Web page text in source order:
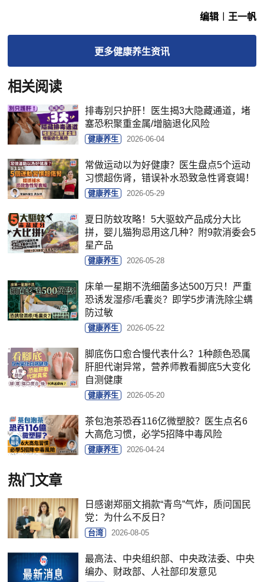
编辑︱王一帆
更多健康养生资讯
相关阅读
排毒别只护肝！医生揭3大隐藏通道，堵
塞恐积聚重金属/增脑退化风险
健康养生 2026-06-04
常做运动以为好健康？医生盘点5个运动
习惯超伤肾，错误补水恐致急性肾衰竭！
健康养生 2026-05-29
夏日防蚊攻略！5大驱蚊产品成分大比
拼，婴儿猫狗忌用这几种？附9款消委会5
星产品
健康养生 2026-05-28
床单一星期不洗细菌多达500万只！严重
恐诱发湿疹/毛囊炎？即学5步清洗除尘螨
防过敏
健康养生 2026-05-22
脚底伤口愈合慢代表什么？1种颜色恐属
肝胆代谢异常，营养师教看脚底5大变化
自测健康
健康养生 2026-05-20
茶包泡茶恐吞116亿微塑胶？医生点名6
大高危习惯，必学5招降中毒风险
健康养生 2026-04-24
热门文章
日感谢郑丽文捐款“青鸟”气炸，质问国民
党：为什么不反日？
台湾 2026-08-05
最高法、中央组织部、中央政法委、中央
编办、财政部、人社部印发意见